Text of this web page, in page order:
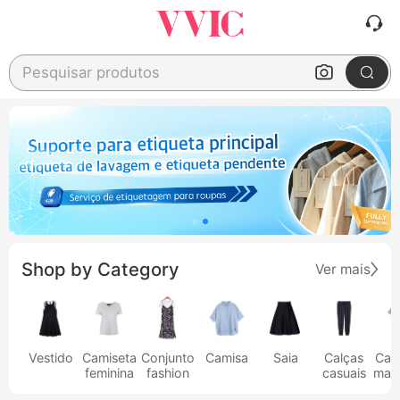
Pesquisar produtos
Shop by Category Ver mais
Vestido
Camiseta
feminina
Conjunto
fashion
Camisa Saia
Calças
casuais